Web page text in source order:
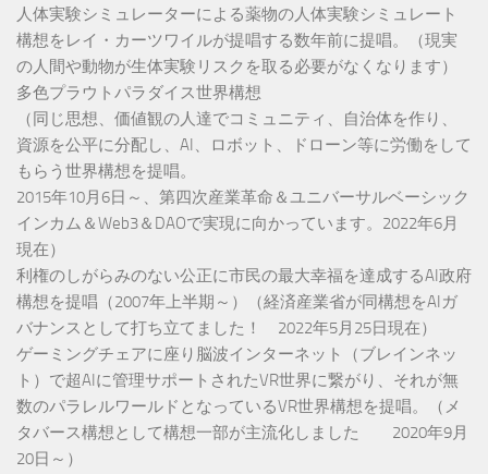
人体実験シミュレーターによる薬物の人体実験シミュレート
構想をレイ・カーツワイルが提唱する数年前に提唱。（現実
の人間や動物が生体実験リスクを取る必要がなくなります）
多色プラウトパラダイス世界構想
（同じ思想、価値観の人達でコミュニティ、自治体を作り、
資源を公平に分配し、AI、ロボット、ドローン等に労働をして
もらう世界構想を提唱。
2015年10月6日～、第四次産業革命＆ユニバーサルベーシック
インカム＆Web3＆DAOで実現に向かっています。2022年6月
現在）
利権のしがらみのない公正に市民の最大幸福を達成するAI政府
構想を提唱（2007年上半期～）（経済産業省が同構想をAIガ
バナンスとして打ち立てました！ 2022年5月25日現在）
ゲーミングチェアに座り脳波インターネット（ブレインネッ
ト）で超AIに管理サポートされたVR世界に繋がり、それが無
数のパラレルワールドとなっているVR世界構想を提唱。（メ
タバース構想として構想一部が主流化しました 2020年9月
20日～）